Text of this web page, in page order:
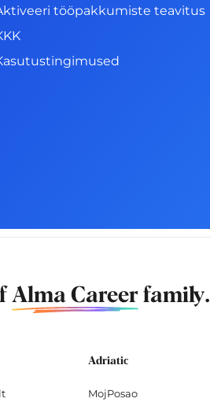
tööpakkumiste teavitus
Alma Careerfamily.
Adriatic
MojPosao